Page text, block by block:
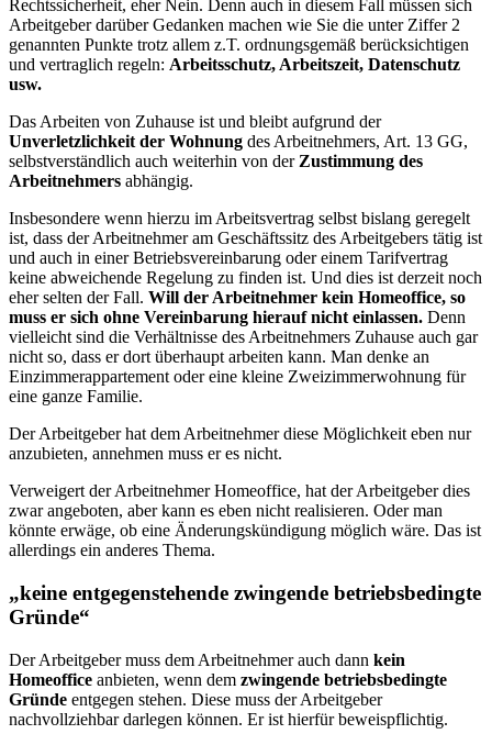
Rechtssicherheit, eher Nein. Denn auch in diesem Fall müssen sich
Arbeitgeber darüber Gedanken machen wie Sie die unter Ziffer 2
genannten Punkte trotz allem z.T. ordnungsgemäß berücksichtigen
und vertraglich regeln: Arbeitsschutz, Arbeitszeit, Datenschutz
usw.
Das Arbeiten von Zuhause ist und bleibt aufgrund der
Unverletzlichkeit der Wohnung des Arbeitnehmers, Art. 13 GG,
selbstverständlich auch weiterhin von der Zustimmung des
Arbeitnehmers abhängig.
Insbesondere wenn hierzu im Arbeitsvertrag selbst bislang geregelt
ist, dass der Arbeitnehmer am Geschäftssitz des Arbeitgebers tätig ist
und auch in einer Betriebsvereinbarung oder einem Tarifvertrag
keine abweichende Regelung zu finden ist. Und dies ist derzeit noch
eher selten der Fall. Will der Arbeitnehmer kein Homeoffice, so
muss er sich ohne Vereinbarung hierauf nicht einlassen. Denn
vielleicht sind die Verhältnisse des Arbeitnehmers Zuhause auch gar
nicht so, dass er dort überhaupt arbeiten kann. Man denke an
Einzimmerappartement oder eine kleine Zweizimmerwohnung für
eine ganze Familie.
Der Arbeitgeber hat dem Arbeitnehmer diese Möglichkeit eben nur
anzubieten, annehmen muss er es nicht.
Verweigert der Arbeitnehmer Homeoffice, hat der Arbeitgeber dies
zwar angeboten, aber kann es eben nicht realisieren. Oder man
könnte erwäge, ob eine Änderungskündigung möglich wäre. Das ist
allerdings ein anderes Thema.
„keine entgegenstehende zwingende betriebsbedingte
Gründe“
Der Arbeitgeber muss dem Arbeitnehmer auch dann kein
Homeoffice anbieten, wenn dem zwingende betriebsbedingte
Gründe entgegen stehen. Diese muss der Arbeitgeber
nachvollziehbar darlegen können. Er ist hierfür beweispflichtig.